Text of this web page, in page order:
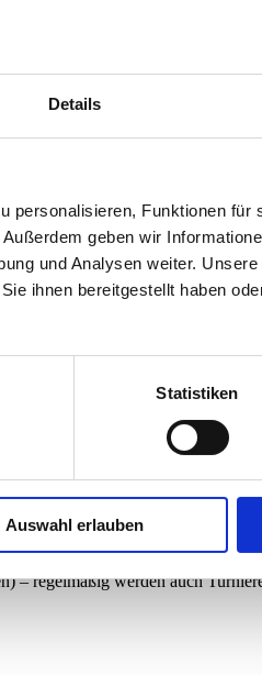
Details
personalisieren, Funktionen für
geben wir
und Analysen weiter.
ihnen bereitgestellt haben
Statistiken
Auswahl erlauben
regelmäßig werden auch